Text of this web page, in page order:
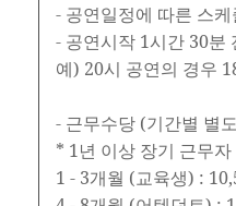
- 공연일정에 따른 스
- 공연시작 1시간 30분
예) 20시 공연의 경우
- 근무수당 (기간별 별
* 1년 이상 장기 근무자
1 - 3개월 (교육생) :